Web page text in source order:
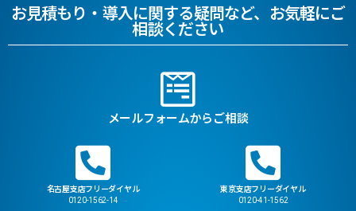
お見積もり・導入に関する疑問など、お気軽にご
相談ください
メールフォームからご相談
名古屋支店フリーダイヤル
0120-1562-14
東京支店フリーダイヤル
0120-41-1562